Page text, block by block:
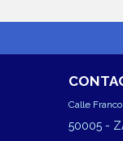
Calle
50005 -